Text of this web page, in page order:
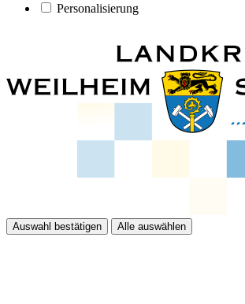
Personalisierung
Auswahl bestätigen Alle auswählen